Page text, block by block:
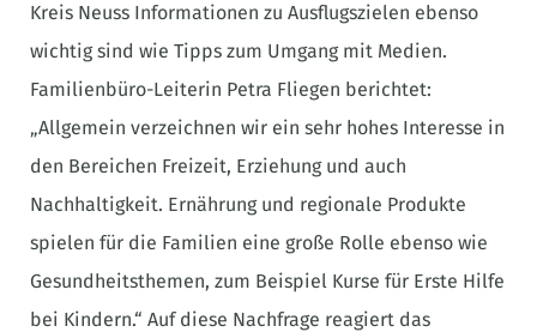
Kreis Neuss Informationen zu Ausflugszielen ebenso
wichtig sind wie Tipps zum Umgang mit Medien.
Familienbüro-Leiterin Petra Fliegen berichtet:
„Allgemein verzeichnen wir ein sehr hohes Interesse in
den Bereichen Freizeit, Erziehung und auch
Nachhaltigkeit. Ernährung und regionale Produkte
spielen für die Familien eine große Rolle ebenso wie
Gesundheitsthemen, zum Beispiel Kurse für Erste Hilfe
bei Kindern.“ Auf diese Nachfrage reagiert das